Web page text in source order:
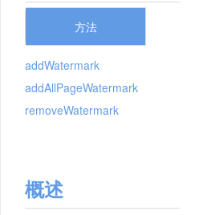
方法
addWatermark
addAllPageWatermark
removeWatermark
概述